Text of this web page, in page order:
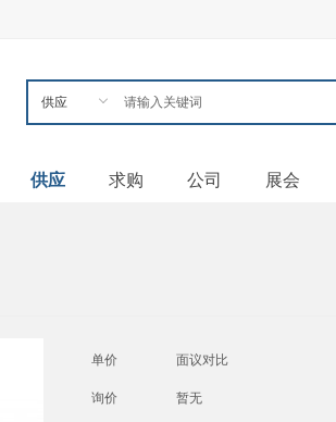
供应 求购 公司 展会
单价 面议对比
询价 暂无